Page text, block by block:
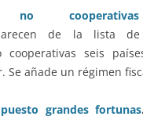
no
de la lista de
cooperativas seis
Se añade un régimen
grandes fortunas